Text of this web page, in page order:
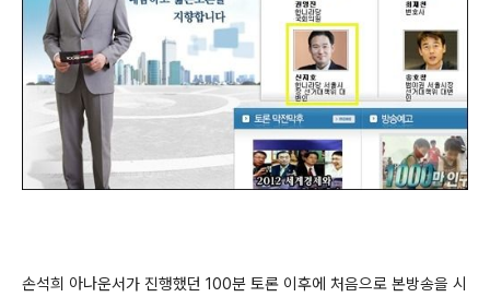
손석희 아나운서가 진행했던 100분 토론 이후에 처음으로 본방송을 시